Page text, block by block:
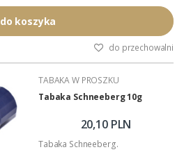
ciemnych owoców leśnych,
pochodzących z górzystych lasów
aromat.
do koszyka
do przechowalni
TABAKA W PROSZKU
Tabaka Schneeberg 10g
20,10 PLN
Tabaka Schneeberg.